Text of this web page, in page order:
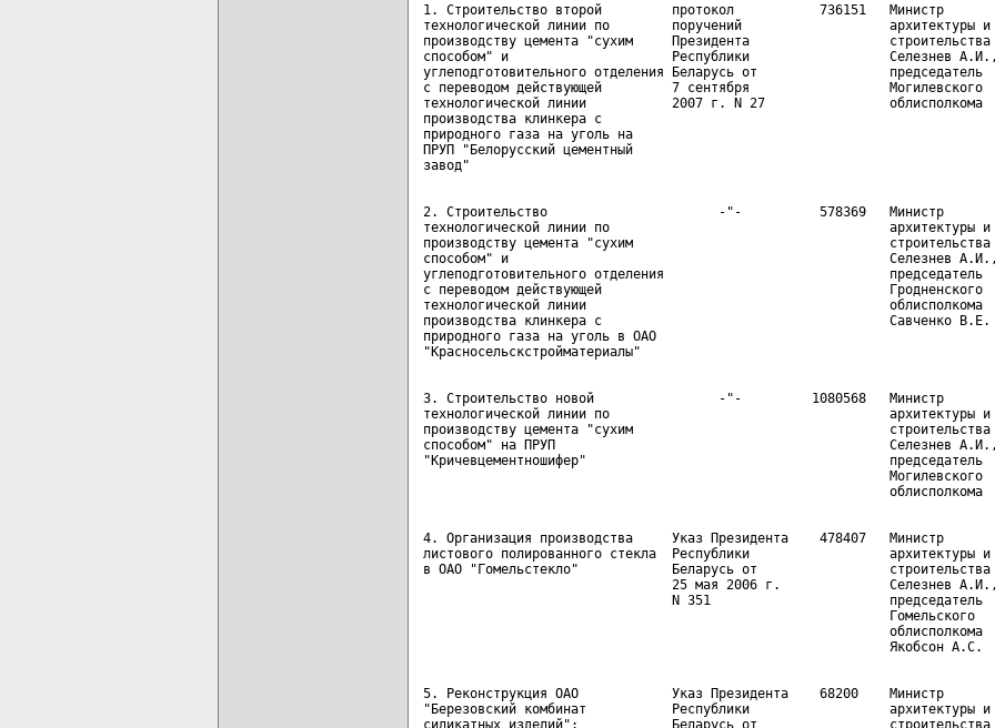
1. Строительство второй         протокол           736151   Министр
технологической линии по        поручений                   архитектуры и
производству цемента "сухим     Президента                  строительства
способом" и                     Республики                  Селезнев
углеподготовительного отделения Беларусь от                 председатель
с переводом действующей         7 сентября                  Могилевского
технологической линии           2007 г. N 27                облисполкома
производства клинкера с
природного газа на уголь на
ПРУП "Белорусский цементный
2. Строительство                      -"-          578369   Министр
технологической линии по                                    архитектуры и
производству цемента "сухим                                 строительства
способом" и                                                 Селезнев
углеподготовительного отделения                             председатель
с переводом действующей                                     Гродненского
технологической линии                                       облисполкома
производства клинкера с                                     Савченко В.Е.
природного газа на уголь в ОАО
3. Строительство новой                -"-         1080568   Министр
технологической линии по                                    архитектуры и
производству цемента "сухим                                 строительства
способом" на ПРУП                                           Селезнев
"Кричевцементношифер"                                       председатель
                                                            Могилевского
4. Организация производства     Указ Президента    478407   Министр
листового полированного стекла  Республики                  архитектуры и
в ОАО "Гомельстекло"            Беларусь от                 строительства
25 мая 2006 г.              Селезнев
                                N 351                       председатель
                                                            Гомельского
                                                            облисполкома
5. Реконструкция ОАО            Указ Президента    68200    Министр
"Березовский комбинат           Республики                  архитектуры и
силикатных изделий":            Беларусь от                 строительства